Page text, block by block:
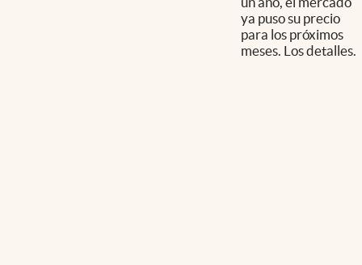
ya puso su precio
para los próximos
meses. Los detalles.